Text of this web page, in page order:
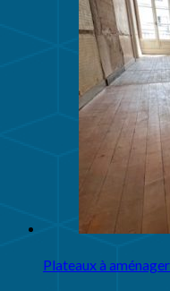
Plateaux à